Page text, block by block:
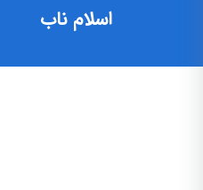
اسلام ناب